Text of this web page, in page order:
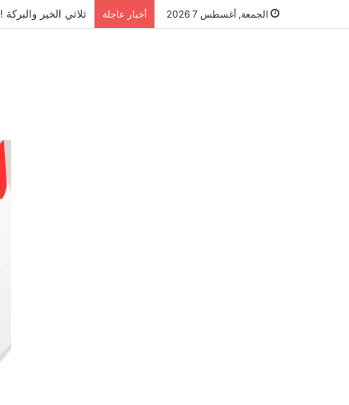
الجمعة, أغسطس 7 2026 أخبار عاجلة ثلاثي الخير والبركة !